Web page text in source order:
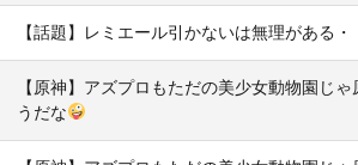
【話題】レミエール引かないは無理がある・
【原神】アズプロもただの美少女動物園じ
うだな